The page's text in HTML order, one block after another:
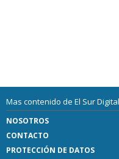
Mas contenido de El Sur
NOSOTROS
CONTACTO
PROTECCIÓN DE DATOS